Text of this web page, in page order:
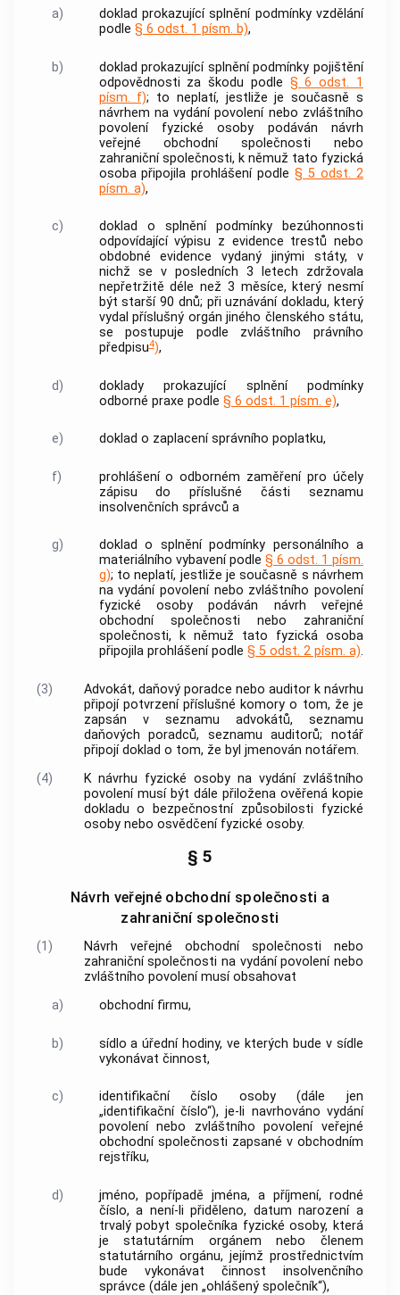
a)
doklad prokazující splnění podmínky vzdělání
podle § 6 odst. 1 písm. b),
b)
doklad prokazující splnění podmínky pojištění
odpovědnosti za škodu podle § 6 odst. 1
písm. f); to neplatí, jestliže je současně s
návrhem na vydání povolení nebo zvláštního
povolení fyzické osoby podáván návrh
veřejné obchodní společnosti nebo
zahraniční společnosti, k němuž tato fyzická
osoba připojila prohlášení podle§ 5 odst. 2
písm. a),
c) doklad o splnění podmínky
bezúhonnosti
odpovídající výpisu z evidence trestů nebo
obdobné evidence vydaný jinými státy, v
nichž se v posledních 3 letech zdržovala
nepřetržitě déle než 3 měsíce, který nesmí
být starší 90 dnů; při uznávání dokladu, který
vydal příslušný orgán jiného členského státu,
se postupuje podle zvláštního právního
předpisu4),
d)
doklady prokazující splnění podmínky
odborné praxe podle § 6 odst. 1 písm. e),
e) doklad o zaplacení správního poplatku,
f)
prohlášení o odborném zaměření pro účely
zápisu do příslušné části seznamu
insolvenčních správců a
g)
doklad o splnění podmínky personálního a
materiálního vybavení podle § 6 odst. 1 písm.
g); to neplatí, jestliže je současně s návrhem
na vydání povolení nebo zvláštního povolení
fyzické osoby podáván návrh veřejné
obchodní společnosti nebo zahraniční
společnosti, k němuž tato fyzická osoba
připojila prohlášení podle § 5 odst. 2 písm. a).
(3) Advokát, daňový poradce nebo auditor k návrhu
připojí potvrzení příslušné komory o tom, že je
zapsán v seznamu advokátů, seznamu
daňových poradců, seznamu auditorů; notář
připojí doklad o tom, že byl jmenován notářem.
(4)
K návrhu fyzické osoby na vydání zvláštního
povolení musí být dále přiložena ověřená kopie
dokladu o bezpečnostní způsobilosti fyzické
osoby nebo osvědčení fyzické osoby.
§ 5
Návrh veřejné obchodní společnosti a
zahraniční společnosti
(1)
Návrh veřejné obchodní společnosti nebo
zahraniční společnosti na vydání povolení nebo
zvláštního povolení musí obsahovat
a)
obchodní firmu,
b)
sídlo a úřední hodiny, ve kterých bude v sídle
vykonávat činnost,
c)
identifikační číslo osoby (dále jen
„identifikační číslo“), je-li navrhováno vydání
povolení nebo zvláštního povolení veřejné
obchodní společnosti zapsané v obchodním
rejstříku,
d)
jméno, popřípadě jména, a příjmení, rodné
číslo, a není-li přiděleno, datum narození a
trvalý pobyt společníka fyzické osoby, která
je statutárním orgánem nebo členem
statutárního orgánu, jejímž prostřednictvím
bude vykonávat činnost insolvenčního
správce (dále jen „ohlášený společník“),